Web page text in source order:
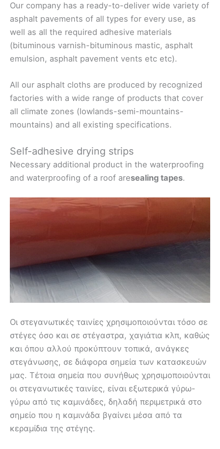
Our company has a ready-to-deliver wide variety of
asphalt pavements of all types for every use, as
well as all the required adhesive materials
(bituminous varnish-bituminous mastic, asphalt
emulsion, asphalt pavement vents etc etc).
All our asphalt cloths are produced by recognized
factories with a wide range of products that cover
all climate zones (lowlands-semi-mountains-
mountains) and all existing specifications.
Self-adhesive drying strips
Necessary additional product in the waterproofing
and waterproofing of a roof aresealing tapes.
Οι στεγανωτικές ταινίες χρησιμοποιούνται τόσο σε
στέγες όσο και σε στέγαστρα, χαγιάτια κλπ, καθώς
και όπου αλλού προκύπτουν τοπικά, ανάγκες
στεγάνωσης, σε διάφορα σημεία των κατασκευών
μας. Τέτοια σημεία που συνήθως χρησιμοποιούνται
οι στεγανωτικές ταινίες, είναι εξωτερικά γύρω-
γύρω από τις καμινάδες, δηλαδή περιμετρικά στο
σημείο που η καμινάδα βγαίνει μέσα από τα
κεραμίδια της στέγης.